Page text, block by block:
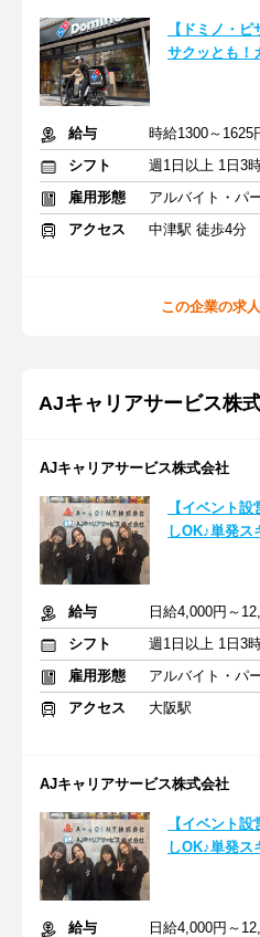
【ドミノ・
サクッとも
給与
時給1300～1625
シフト
雇用形態
アルバイト・パ
アクセス
中津駅 徒歩4分
この企業の求
AJキャリアサービス株
AJキャリアサービス株式会社
【イベント
しOK♪単発
給与
日給4,000円～
シフト
雇用形態
アルバイト・パ
アクセス
大阪駅
AJキャリアサービス株式会社
【イベント
しOK♪単発
給与
日給4,000円～